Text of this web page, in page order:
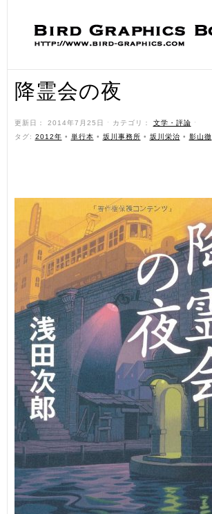
降霊会の夜
更新日： 2014年7月25日 ˑ カテゴリ： 文学・評論 ˑ
タグ: 2012年 • 単行本 • 坂川事務所 • 坂川栄治 • 影山徹